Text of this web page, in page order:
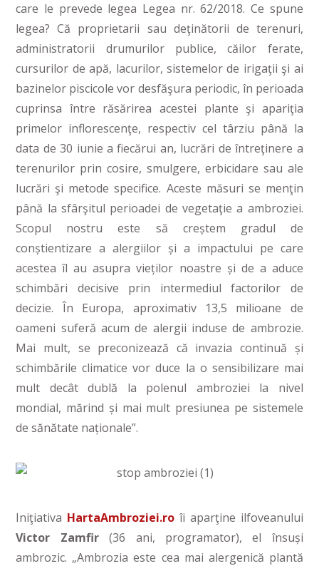
care le prevede legea Legea nr. 62/2018. Ce spune
legea? Că proprietarii sau deţinătorii de terenuri,
administratorii drumurilor publice, căilor ferate,
cursurilor de apă, lacurilor, sistemelor de irigaţii şi ai
bazinelor piscicole vor desfăşura periodic, în perioada
cuprinsa între răsărirea acestei plante şi apariţia
primelor inflorescenţe, respectiv cel târziu până la
data de 30 iunie a fiecărui an, lucrări de întreţinere a
terenurilor prin cosire, smulgere, erbicidare sau ale
lucrări şi metode specifice. Aceste măsuri se menţin
până la sfârşitul perioadei de vegetaţie a ambroziei.
Scopul nostru este să creștem gradul de
conștientizare a alergiilor și a impactului pe care
acestea îl au asupra vieților noastre și de a aduce
schimbări decisive prin intermediul factorilor de
decizie. În Europa, aproximativ 13,5 milioane de
oameni suferă acum de alergii induse de ambrozie.
Mai mult, se preconizează că invazia continuă și
schimbările climatice vor duce la o sensibilizare mai
mult decât dublă la polenul ambroziei la nivel
mondial, mărind și mai mult presiunea pe sistemele
de sănătate naționale”.
Iniţiativa HartaAmbroziei.ro îi aparţine ilfoveanului
Victor Zamfir(36 ani, programator), el însuși
ambrozic. „Ambrozia este cea mai alergenică plantă